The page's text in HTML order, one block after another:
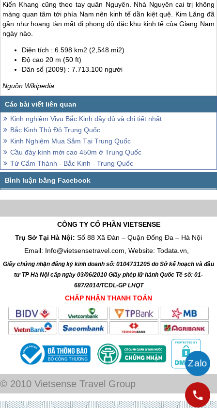
Kiến Khang cũng theo tay quân Nguyên. Nhà Nguyên cai trị không
màng quan tâm tới phía Nam nên kinh tế dần kiệt quệ. Kim Lăng đã
gần như hoang tàn mất đi phong độ đặc khu kinh tế của Giang Nam
ngày nào.
Diện tích : 6.598 km2 (2,548 mi2)
Độ cao 20 m (50 ft)
Dân số (2009) : 7.713.100 người
Nguồn Wikipedia.
Kinh nghiệm Vivu Bắc Kinh đầy đủ và chi tiết nhất
Bắc Kinh Thủ Đô Trung Quốc
Kinh Nghiệm Mua Sắm Tại Trung Quốc
Cầu đáy kính mới cao 450m ở Trung Quốc
Tử Cấm Thành - Bắc Kinh - Trung Quốc
CÔNG TY CỔ PHẦN VIETSENSE
Trụ Sở Tại Hà Nội: Số 88 Xã Đàn – Quận Đống Đa – Hà Nội
Email: Info@vietsensetravel.com, Website: Todata.vn,
Giấy chứng nhận đăng ký kinh doanh số: 0104731205 do Sở kế hoạch và đầu
tư TP Hà Nội cấp ngày 03/06/2010 Giấy phép lữ hành Quốc Tế số: 01-
687/2014/TCDL-GP LHQT
CHẤP NHẬN THANH TOÁN
© 2010 Vietsense Travel Group